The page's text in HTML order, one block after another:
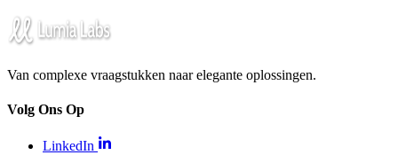
Van complexe vraagstukken naar elegante oplossingen.
Volg Ons Op
LinkedIn